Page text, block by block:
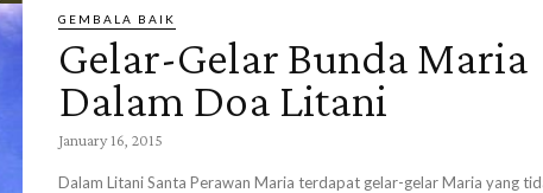
GEMBALA BAIK
Gelar-Gelar Bunda Maria
Dalam Doa Litani
January 16, 2015
Dalam Litani Santa Perawan Maria terdapat gelar-gelar Maria yang